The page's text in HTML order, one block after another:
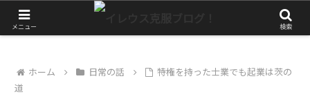
やっぱりアクティブに生きたい！
ホーム 日常の話
特権を持った士業でも起業は茨の
道
メニュー 検索